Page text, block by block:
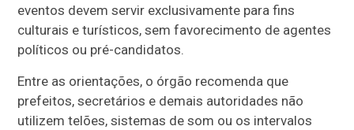
eventos devem servir exclusivamente para fins
culturais e turísticos, sem favorecimento de agentes
políticos ou pré-candidatos.
Entre as orientações, o órgão recomenda que
prefeitos, secretários e demais autoridades não
utilizem telões, sistemas de som ou os intervalos